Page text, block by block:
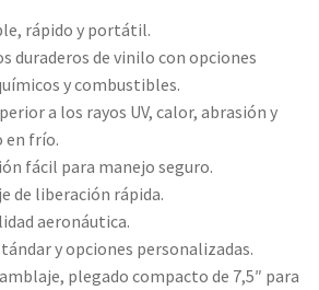
rápido y portátil.
duraderos de vinilo con opciones
y combustibles.
a los rayos UV, calor, abrasión y
frío.
fácil para manejo seguro.
de liberación rápida.
aeronáutica.
y opciones personalizadas.
plegado compacto de 7,5″ para